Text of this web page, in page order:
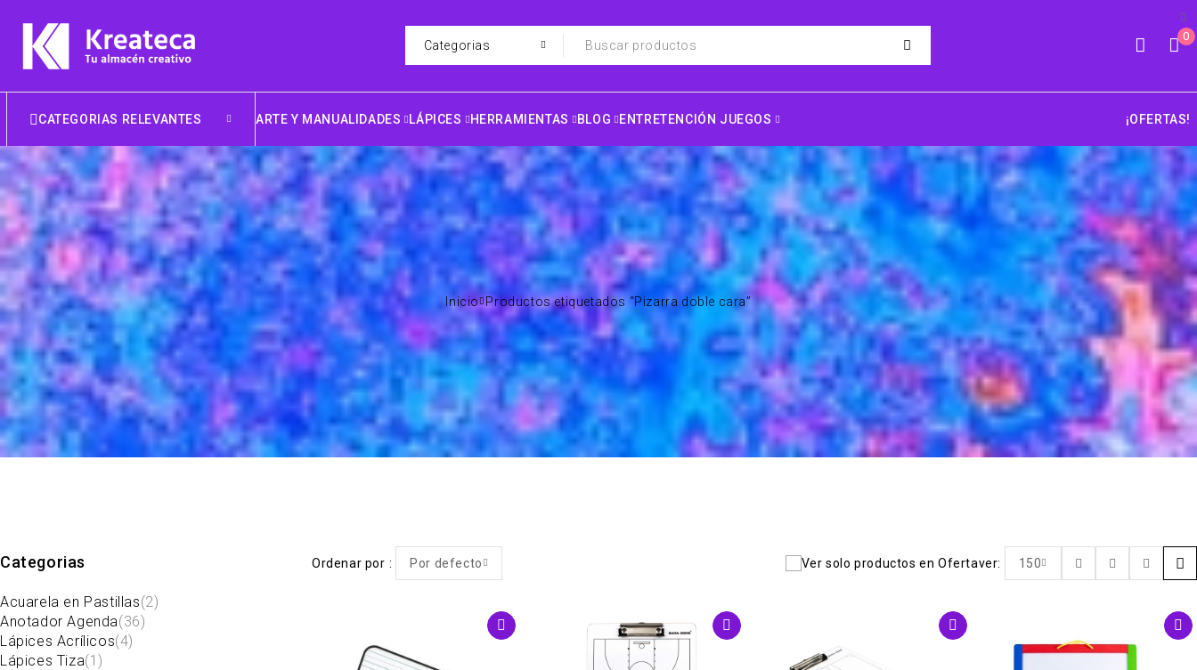
0
CATEGORIAS RELEVANTES ARTE Y MANUALIDADES LÁPICES HERRAMIENTAS BLOG ENTRETENCIÓN JUEGOS ¡OFERTAS!
Inicio Productos etiquetados “Pizarra doble cara”
Categorias
Acuarela en Pastillas(2)
Anotador Agenda(36)
Lápices Acrílicos(4)
Lápices Tiza(1)
Ordenar por Por defecto Ver solo productos en Ofertaver: 150